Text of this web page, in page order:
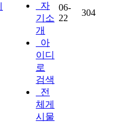
자
기소
개
아
이디
로
검색
전
체게
시물
06-
22
304